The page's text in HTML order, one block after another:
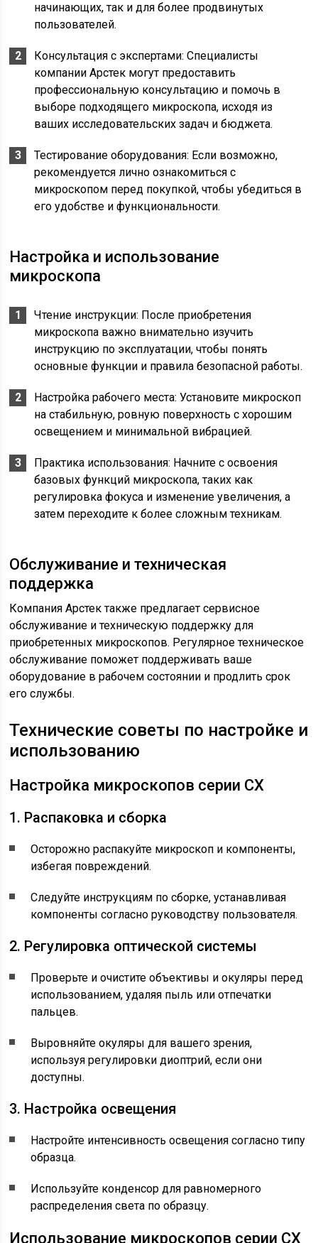
начинающих, так и для более продвинутых
пользователей.
Консультация с экспертами: Специалисты
компании Арстек могут предоставить
профессиональную консультацию и помочь в
выборе подходящего микроскопа, исходя из
ваших исследовательских задач и бюджета.
Тестирование оборудования: Если возможно,
рекомендуется лично ознакомиться с
микроскопом перед покупкой, чтобы убедиться в
его удобстве и функциональности.
Настройка и использование
микроскопа
Чтение инструкции: После приобретения
микроскопа важно внимательно изучить
инструкцию по эксплуатации, чтобы понять
основные функции и правила безопасной работы.
Настройка рабочего места: Установите микроскоп
на стабильную, ровную поверхность с хорошим
освещением и минимальной вибрацией.
Практика использования: Начните с освоения
базовых функций микроскопа, таких как
регулировка фокуса и изменение увеличения, а
затем переходите к более сложным техникам.
Обслуживание и техническая
поддержка
Компания Арстек также предлагает сервисное
обслуживание и техническую поддержку для
приобретенных микроскопов. Регулярное техническое
обслуживание поможет поддерживать ваше
оборудование в рабочем состоянии и продлить срок
его службы.
Технические советы по настройке и
использованию
Настройка микроскопов серии CX
1. Распаковка и сборка
Осторожно распакуйте микроскоп и компоненты,
избегая повреждений.
Следуйте инструкциям по сборке, устанавливая
компоненты согласно руководству пользователя.
2. Регулировка оптической системы
Проверьте и очистите объективы и окуляры перед
использованием, удаляя пыль или отпечатки
пальцев.
Выровняйте окуляры для вашего зрения,
используя регулировки диоптрий, если они
доступны.
3. Настройка освещения
Настройте интенсивность освещения согласно типу
образца.
Используйте конденсор для равномерного
распределения света по образцу.
Использование микроскопов серии CX